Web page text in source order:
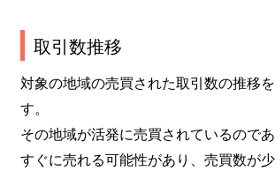
取引数推移
対象の地域の売買された取引数の推移
す。
その地域が活発に売買されているので
すぐに売れる可能性があり、売買数が